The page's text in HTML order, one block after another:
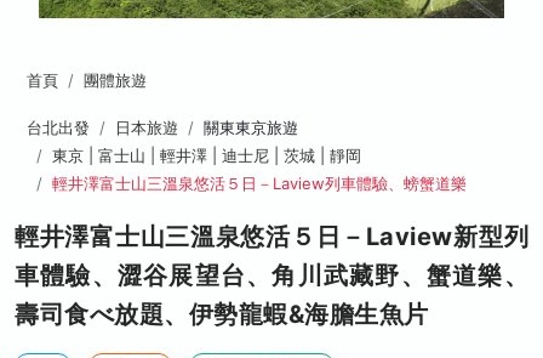
首頁 團體旅遊
台北出發 日本旅遊
關東東京旅遊
東京 | 富士山 | 輕井澤 | 迪士尼 | 茨城 | 靜岡
輕井澤富士山三溫泉悠活５日－Laview列車體驗、螃蟹道樂
輕井澤富士山三溫泉悠活５日－Laview新型列
車體驗、澀谷展望台、角川武藏野、蟹道樂、
壽司食べ放題、伊勢龍蝦&海膽生魚片